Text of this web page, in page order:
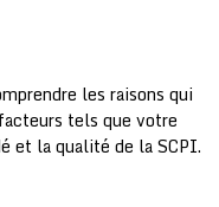
les raisons qui
tels que votre
et la qualité de la SCPI.